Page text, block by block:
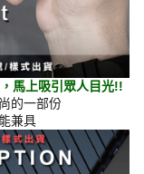
馬上吸引眾人目光!!
的一部份
兼具